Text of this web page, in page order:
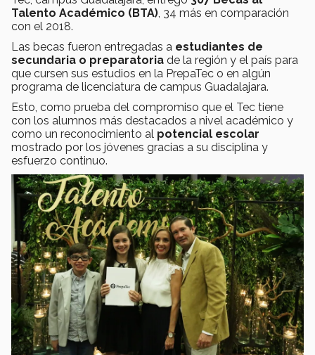
Talento Académico (BTA) , 34 más en comparación
con el 2018.
Las becas fueron entregadas a estudiantes de
secundaria o preparatoria de la región y el país para
que cursen sus estudios en la PrepaTec o en algún
programa de licenciatura de campus Guadalajara.
Esto, como prueba del compromiso que el Tec tiene
con los alumnos más destacados a nivel académico y
como un reconocimiento al potencial escolar
mostrado por los jóvenes gracias a su disciplina y
esfuerzo continuo.